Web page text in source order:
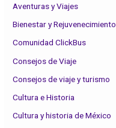
Aventuras y Viajes
Bienestar y Rejuvenecimiento
Comunidad ClickBus
Consejos de Viaje
Consejos de viaje y turismo
Cultura e Historia
Cultura y historia de México